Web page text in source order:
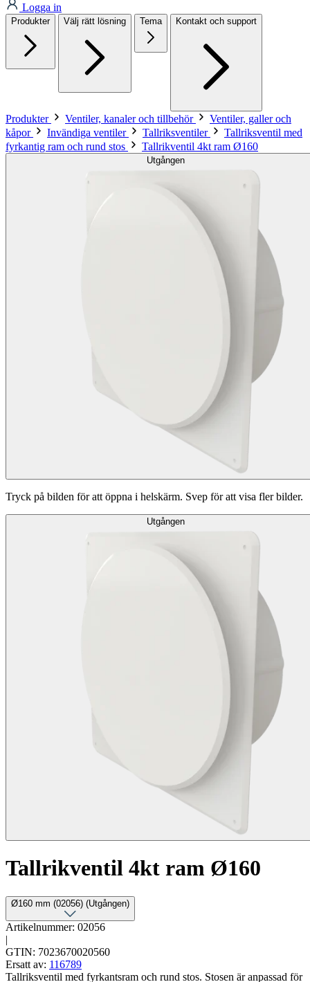
Logga in
Produkter Välj rätt lösning Tema Kontakt och support
Produkter Ventiler, kanaler och tillbehör
Ventiler, galler och
kåpor
Invändiga ventiler Tallriksventiler
Tallriksventil med
fyrkantig ram och rund stos
Tallrikventil 4kt ram Ø160
Utgången
Tryck på bilden för att öppna i helskärm. Svep för att visa fler bilder.
Utgången
Tallrikventil 4kt ram Ø160
Ø160 mm (02056) (Utgången)
Artikelnummer: 02056
|
GTIN: 7023670020560
Ersatt av: 116789
Tallriksventil med fyrkantsram och rund stos. Stosen är anpassad för